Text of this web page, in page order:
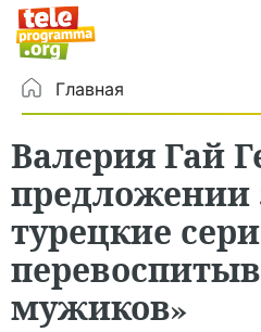
Главная
Валерия Гай
предложении
турецкие
мужиков»